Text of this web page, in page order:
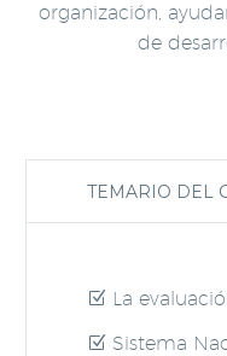
organización,
de
TEMARIO DEL
La
Sistema